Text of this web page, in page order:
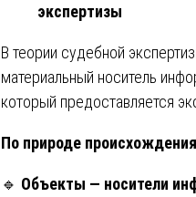
экспертизы
В теории судебной
материальный носитель
который предоставляется
По природе
🔹 Объекты — носители